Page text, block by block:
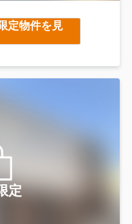
定物件を見
定